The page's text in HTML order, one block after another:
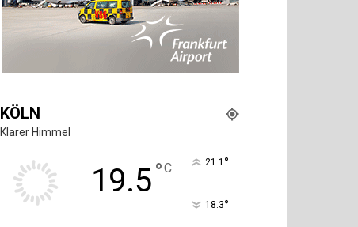
KÖLN
Klarer Himmel
19.5°C 21.1 °
18.3°